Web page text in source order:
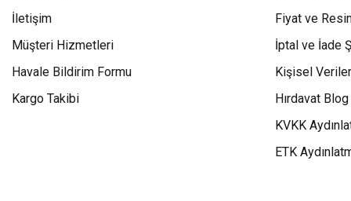
İletişim
Müşteri Hizmetleri
Havale Bildirim Formu
Kargo Takibi
Fiyat ve
İptal ve İade
Kişisel
Hırdavat Blog
KVKK
ETK